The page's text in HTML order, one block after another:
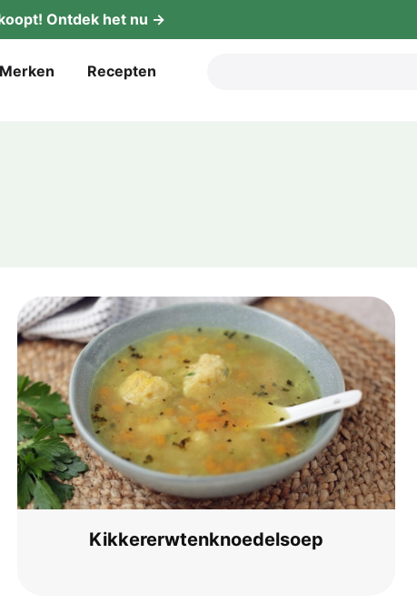
Ont­dek het nu →
Mer­ken
Recep­ten
Kikke­rerw­ten­knoe­del­soep